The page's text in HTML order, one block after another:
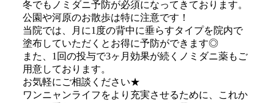
冬でもノミダニ予防が必須になってきております。
公園や河原のお散歩は特に注意です！
当院では、月に1度の背中に垂らすタイプを院内で
塗布していただくとお得に予防ができます◎
また、1回の投与で3ヶ月効果が続くノミダニ薬もご
用意しております。
お気軽にご相談ください★
ワンニャンライフをより充実させるために、これか